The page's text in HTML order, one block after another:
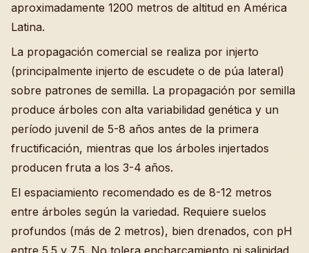
aproximadamente 1200 metros de altitud en América
Latina.
La propagación comercial se realiza por injerto
(principalmente injerto de escudete o de púa lateral)
sobre patrones de semilla. La propagación por semilla
produce árboles con alta variabilidad genética y un
período juvenil de 5-8 años antes de la primera
fructificación, mientras que los árboles injertados
producen fruta a los 3-4 años.
El espaciamiento recomendado es de 8-12 metros
entre árboles según la variedad. Requiere suelos
profundos (más de 2 metros), bien drenados, con pH